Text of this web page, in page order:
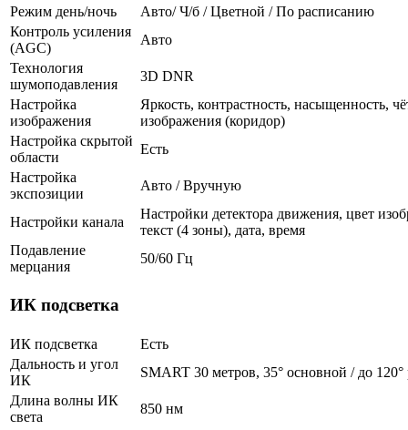
Режим день/ночь
Авто/ Ч/б / Цветной / По расписанию
Контроль усиления
(AGC)
Авто
Технология
шумоподавления
3D DNR
Настройка
изображения
Яркость, контрастность, насыщенность,
изображения (коридор)
Настройка скрытой
области
Есть
Настройка
экспозиции
Авто / Вручную
Настройки канала
Настройки детектора движения, цвет
текст (4 зоны), дата, время
Подавление
мерцания
50/60 Гц
ИК подсветка
ИК подсветка
Есть
Дальность и угол
ИК
SMART 30 метров, 35° основной / до 120°
Длина волны ИК
света
850 нм